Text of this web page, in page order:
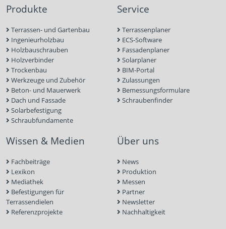
Produkte
Terrassen- und Gartenbau
Ingenieurholzbau
Holzbauschrauben
Holzverbinder
Trockenbau
Werkzeuge und Zubehör
Beton- und Mauerwerk
Dach und Fassade
Solarbefestigung
Schraubfundamente
Service
Terrassenplaner
ECS-Software
Fassadenplaner
Solarplaner
BIM-Portal
Zulassungen
Bemessungsformulare
Schraubenfinder
Wissen & Medien
Fachbeiträge
Lexikon
Mediathek
Befestigungen für
Terrassendielen
Referenzprojekte
Über uns
News
Produktion
Messen
Partner
Newsletter
Nachhaltigkeit